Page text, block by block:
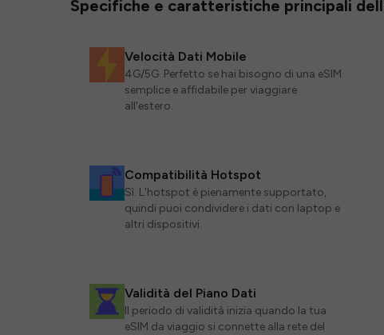
Specifiche e caratteristiche principali
Velocità Dati Mobile
4G/5G. Perfetto se hai bisogno di una eSIM
semplice e affidabile per viaggiare
all'estero.
Compatibilità Hotspot
Sì. L'hotspot è pienamente supportato,
quindi puoi condividere i dati con laptop e
altri dispositivi.
Validità del Piano Dati
Il periodo di validità inizia quando la tua
eSIM da viaggio si connette alla rete del